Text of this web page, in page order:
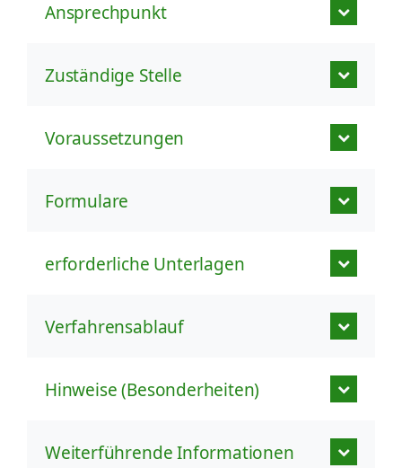
Ansprechpunkt
Zuständige Stelle
Voraussetzungen
Formulare
erforderliche Unterlagen
Verfahrensablauf
Hinweise (Besonderheiten)
Weiterführende Informationen